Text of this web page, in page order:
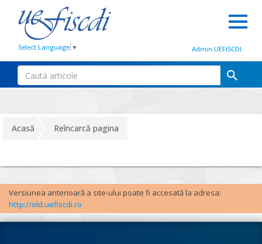
Select Language ▼ Admin UEFISCDI
Acasă Reîncarcă pagina
Versiunea anterioară a site-ului poate fi accesată la adresa:
http://old.uefiscdi.ro